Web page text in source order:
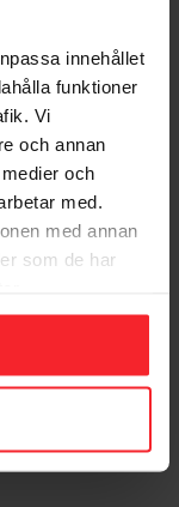
innehållet
funktioner
Vi
och annan
och
med.
med annan
som de har